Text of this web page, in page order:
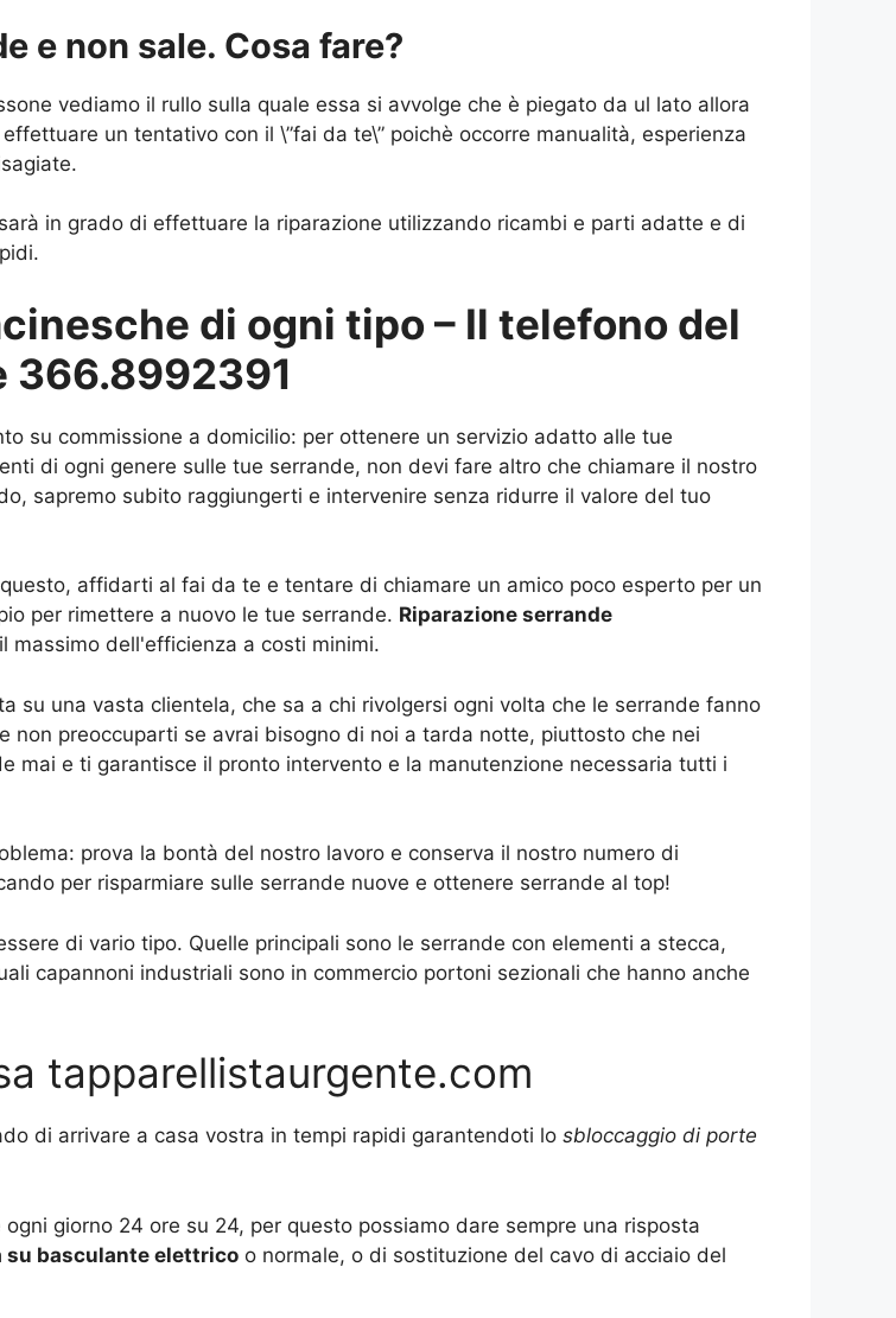
e non sale. Cosa fare?
vediamo il rullo sulla quale essa si avvolge che è piegato da ul lato allora
un tentativo con il \”fai da te\” poichè occorre manualità, esperienza
sarà in grado di effettuare la riparazione utilizzando ricambi e parti adatte e di
di ogni tipo – Il telefono del
366.8992391
su commissione a domicilio: per ottenere un servizio adatto alle tue
di ogni genere sulle tue serrande, non devi fare altro che chiamare il nostro
sapremo subito raggiungerti e intervenire senza ridurre il valore del tuo
affidarti al fai da te e tentare di chiamare un amico poco esperto per un
per rimettere a nuovo le tue serrande. Riparazione serrande
dell'efficienza a costi minimi.
su una vasta clientela, che sa a chi rivolgersi ogni volta che le serrande fanno
preoccuparti se avrai bisogno di noi a tarda notte, piuttosto che nei
mai e ti garantisce il pronto intervento e la manutenzione necessaria tutti i
prova la bontà del nostro lavoro e conserva il nostro numero di
per risparmiare sulle serrande nuove e ottenere serrande al top!
di vario tipo. Quelle principali sono le serrande con elementi a stecca,
capannoni industriali sono in commercio portoni sezionali che hanno anche
tapparellistaurgente.com
di arrivare a casa vostra in tempi rapidi garantendoti lo sbloccaggio di porte
giorno 24 ore su 24, per questo possiamo dare sempre una risposta
su basculante elettrico o normale, o di sostituzione del cavo di acciaio del